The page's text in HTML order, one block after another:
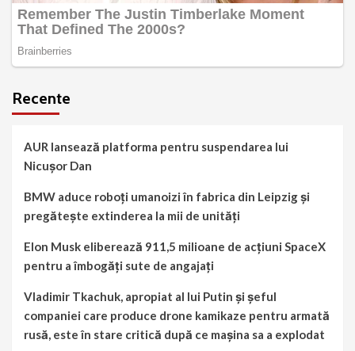
Recente
AUR lansează platforma pentru suspendarea lui
Nicușor Dan
BMW aduce roboți umanoizi în fabrica din Leipzig și
pregătește extinderea la mii de unități
Elon Musk eliberează 911,5 milioane de acțiuni SpaceX
pentru a îmbogăți sute de angajați
Vladimir Tkachuk, apropiat al lui Putin și șeful
companiei care produce drone kamikaze pentru armată
rusă, este în stare critică după ce mașina sa a explodat